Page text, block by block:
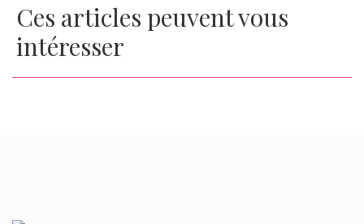
Ces articles peuvent vous
intéresser